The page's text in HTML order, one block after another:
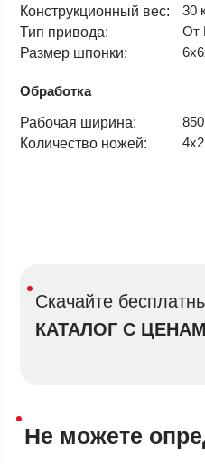
Конструкционный вес:
30
Тип привода:
От
Размер шпонки:
Обработка
Рабочая ширина:
Количество ножей:
Скачайте
КАТАЛОГ С
Не можете